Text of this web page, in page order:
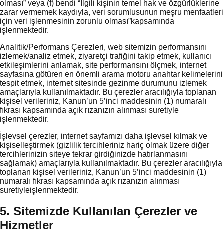
olması” veya (f) bendi “İlgili kişinin temel hak ve özgürlüklerine
zarar vermemek kaydıyla, veri sorumlusunun meşru menfaatleri
için veri işlenmesinin zorunlu olması”kapsamında
işlenmektedir.
Analitik/Performans Çerezleri, web sitemizin performansını
izlemek/analiz etmek, ziyaretçi trafiğini takip etmek, kullanıcı
etkileşimlerini anlamak, site performansını ölçmek, internet
sayfasına götüren en önemli arama motoru anahtar kelimelerini
tespit etmek, internet sitesinde gezinme durumunu izlemek
amaçlarıyla kullanılmaktadır. Bu çerezler aracılığıyla toplanan
kişisel verileriniz, Kanun’un 5’inci maddesinin (1) numaralı
fıkrası kapsamında açık rızanızın alınması suretiyle
işlenmektedir.
İşlevsel çerezler, internet sayfamızı daha işlevsel kılmak ve
kişiselleştirmek (gizlilik tercihleriniz hariç olmak üzere diğer
tercihlerinizin siteye tekrar girdiğinizde hatırlanmasını
sağlamak) amaçlarıyla kullanılmaktadır. Bu çerezler aracılığıyla
toplanan kişisel verileriniz, Kanun’un 5’inci maddesinin (1)
numaralı fıkrası kapsamında açık rızanızın alınması
suretiyleişlenmektedir.
5. Sitemizde Kullanılan Çerezler ve
Hizmetler